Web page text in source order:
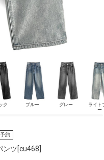
ク ブルー グレー
ライト
ー
約
ンツ[cu468]